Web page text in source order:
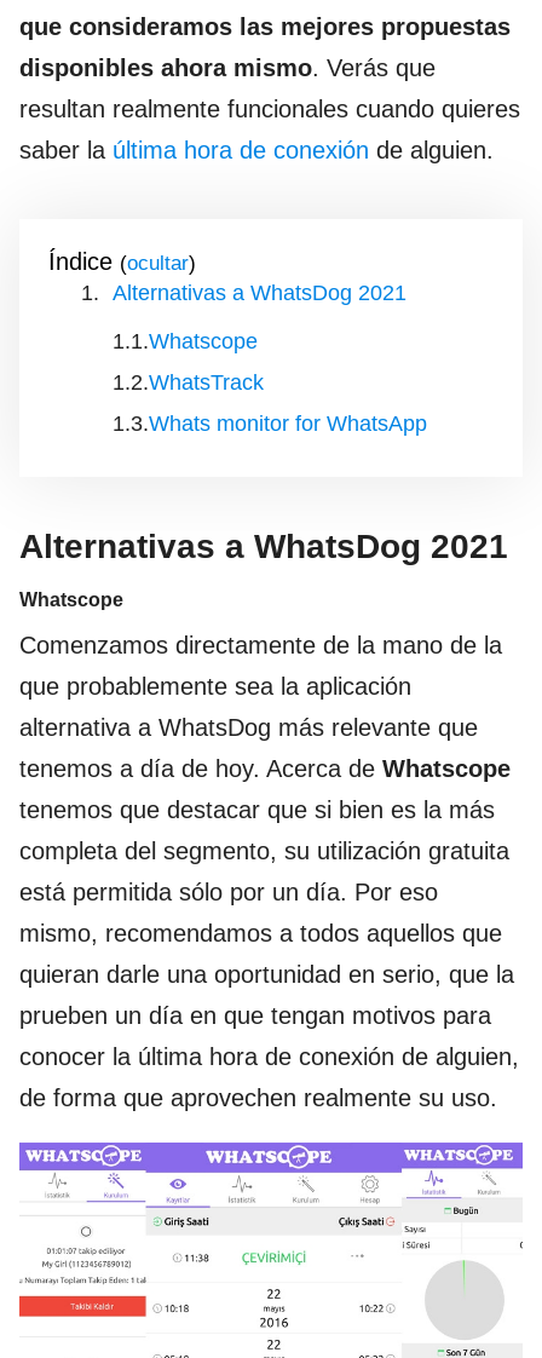
que consideramos las mejores propuestas
disponibles ahora mismo. Verás que
resultan realmente funcionales cuando quieres
saber la última hora de conexión de alguien.
Índice ( )
Alternativas a WhatsDog 2021
Whatscope
WhatsTrack
Whats monitor for WhatsApp
Alternativas a WhatsDog 2021
Whatscope
Comenzamos directamente de la mano de la
que probablemente sea la aplicación
alternativa a WhatsDog más relevante que
tenemos a día de hoy. Acerca de Whatscope
tenemos que destacar que si bien es la más
completa del segmento, su utilización gratuita
está permitida sólo por un día. Por eso
mismo, recomendamos a todos aquellos que
quieran darle una oportunidad en serio, que la
prueben un día en que tengan motivos para
conocer la última hora de conexión de alguien,
de forma que aprovechen realmente su uso.